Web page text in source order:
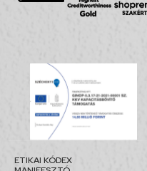
ETIKAI KÓDEX